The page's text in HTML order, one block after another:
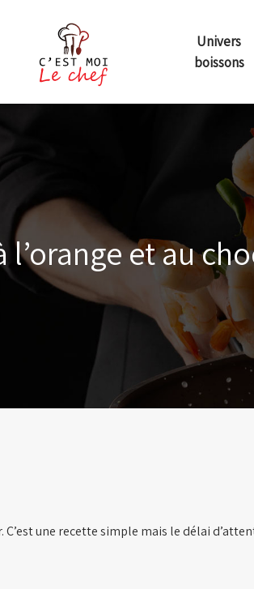
Univers
boissons
l’orange et au
une recette simple mais le délai